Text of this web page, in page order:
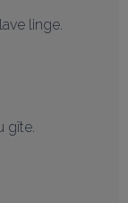
linge.
gîte.